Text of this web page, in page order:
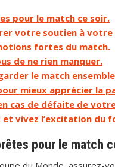
pour le match ce soir.
votre soutien à votre
fortes du match.
de ne rien manquer.
le match
mieux apprécier la
cas de défaite de
vivez l’excitation du
pour le match